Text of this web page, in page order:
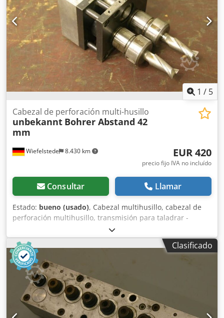
1 / 5
Wiefelstede 8.430 km
Cabezal de perforación multi-husillo
unbekannt Bohrer Abstand 42
mm
EUR 420
precio fijo IVA no incluído
Consultar Llamar
Estado: bueno (usado), Cabezal multihusillo, cabezal de
perforación multihusillo, transmisión para taladrar -
Cabezal multihusillo -Número: máx. 2 brocas/fresas -
Mayor distancia entre centros de perforación: 42 mm -
Portabrocas superior: Ø 45 mm -Pinzas de sujeción
integradas: Ø 16 mm -Los cabezales multihusillo son
herramientas versátiles -para diversas operaciones, como
perforación, roscado, avellanado, refrentado Chjdpjb T Ti
Eofx Alfoa -con los que se pueden realizar varias
perforaciones simultáneamente -Dimensiones:
120/110/A220 mm -Peso: 5,6 kg
Clasificado